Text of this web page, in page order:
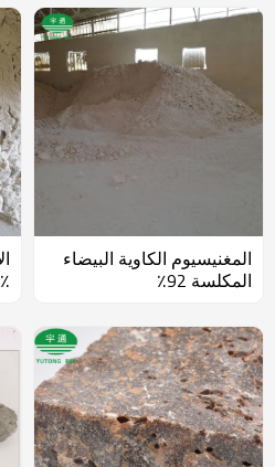
المغنيسيوم الكاوية البيضاء
المكلسة 92٪
٪